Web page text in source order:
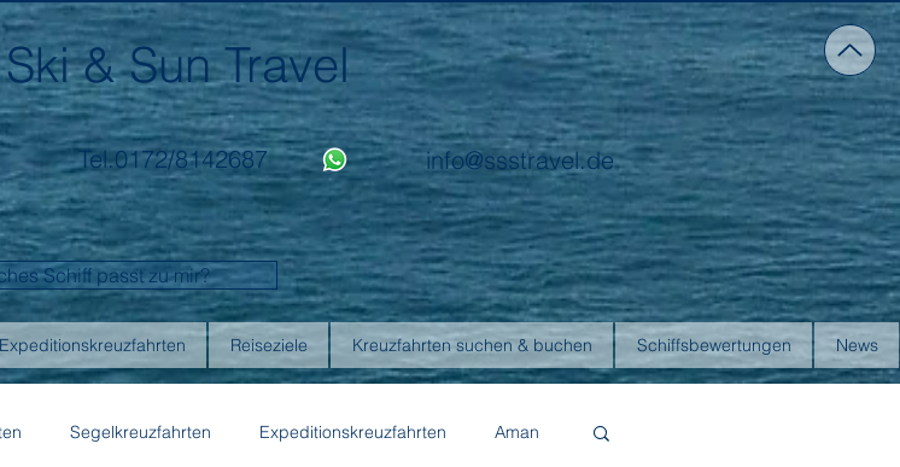
& Sun Travel
Tel.0172/8142687 info@ssstravel.de
Schiff passt zu mir?
Expeditionskreuzfahrten Reiseziele Kreuzfahrten suchen & buchen Schiffsbewertungen News
Segelkreuzfahrten Expeditionskreuzfahrten Aman